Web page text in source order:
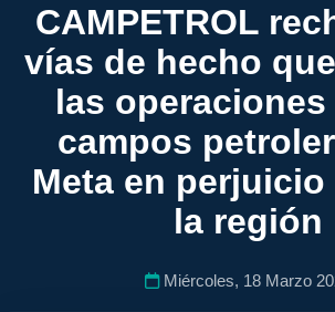
CAMPETROL
vías de hecho
las
campos
Meta en
la región
Miércoles, 18 Marzo